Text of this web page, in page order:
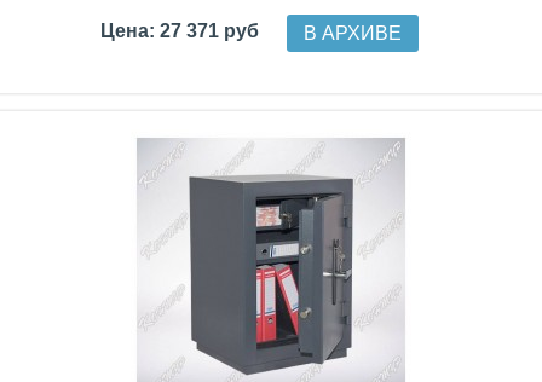
Цена: 27 371 руб В АРХИВЕ